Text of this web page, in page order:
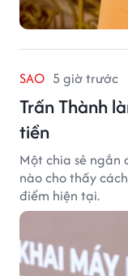
SAO 5 giờ trước
Trấn Thành
tiền
Một chia sẻ ngắn
nào cho thấy
điểm hiện tại.